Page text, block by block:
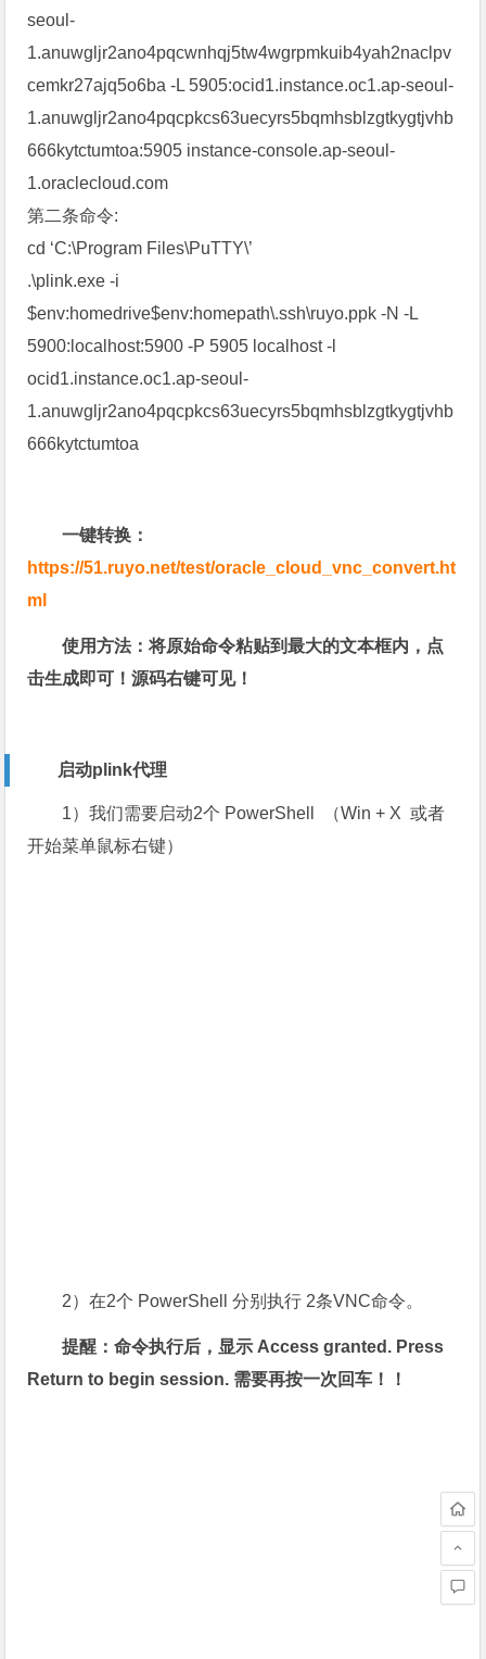
seoul-
1.anuwgljr2ano4pqcwnhqj5tw4wgrpmkuib4yah2naclpv
cemkr27ajq5o6ba -L 5905:ocid1.instance.oc1.ap-seoul-
1.anuwgljr2ano4pqcpkcs63uecyrs5bqmhsblzgtkygtjvhb
666kytctumtoa:5905 instance-console.ap-seoul-
1.oraclecloud.com
第二条命令:
cd ‘C:\Program Files\PuTTY\’
.\plink.exe -i
$env:homedrive$env:homepath\.ssh\ruyo.ppk -N -L
5900:localhost:5900 -P 5905 localhost -l
ocid1.instance.oc1.ap-seoul-
1.anuwgljr2ano4pqcpkcs63uecyrs5bqmhsblzgtkygtjvhb
666kytctumtoa
一键转换：
https://51.ruyo.net/test/oracle_cloud_vnc_convert.ht
ml
使用方法：将原始命令粘贴到最大的文本框内，点
击生成即可！源码右键可见！
启动plink代理
1）我们需要启动2个 PowerShell （Win + X 或者
开始菜单鼠标右键）
2）在2个 PowerShell 分别执行 2条VNC命令。
提醒：命令执行后，显示 Access granted. Press
Return to begin session. 需要再按一次回车！！